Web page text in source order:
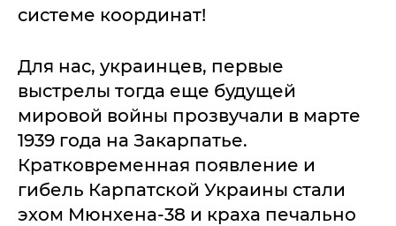
системе координат!
Для нас, украинцев, первые
выстрелы тогда еще будущей
мировой войны прозвучали в марте
1939 года на Закарпатье.
Кратковременная появление и
гибель Карпатской Украины стали
эхом Мюнхена-38 и краха печально